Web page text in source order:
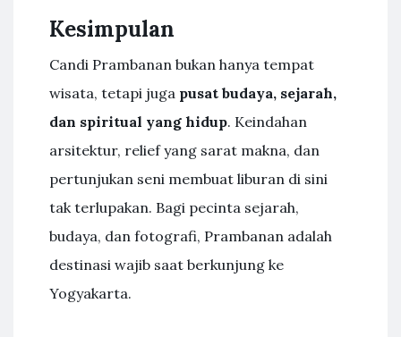
Kesimpulan
Candi Prambanan bukan hanya tempat
wisata, tetapi juga pusat budaya, sejarah,
dan spiritual yang hidup. Keindahan
arsitektur, relief yang sarat makna, dan
pertunjukan seni membuat liburan di sini
tak terlupakan. Bagi pecinta sejarah,
budaya, dan fotografi, Prambanan adalah
destinasi wajib saat berkunjung ke
Yogyakarta.